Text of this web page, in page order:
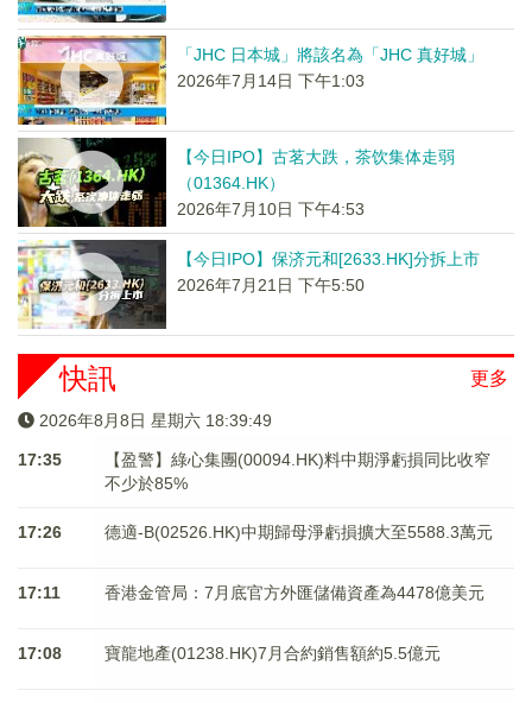
「JHC 日本城」將該名為「JHC 真好城」
2026年7月14日 下午1:03
【今日IPO】古茗大跌，茶饮集体走弱
（01364.HK）
2026年7月10日 下午4:53
【今日IPO】保济元和[2633.HK]分拆上市
2026年7月21日 下午5:50
更多
快訊
2026年8月8日 星期六 18:39:49
17:35
【盈警】綠心集團(00094.HK)料中期淨虧損同比收窄
不少於85%
17:26 德適-B(02526.HK)中期歸母淨虧損擴大至5588.3萬元
17:11 香港金管局：7月底官方外匯儲備資產為4478億美元
17:08 寶龍地產(01238.HK)7月合約銷售額約5.5億元